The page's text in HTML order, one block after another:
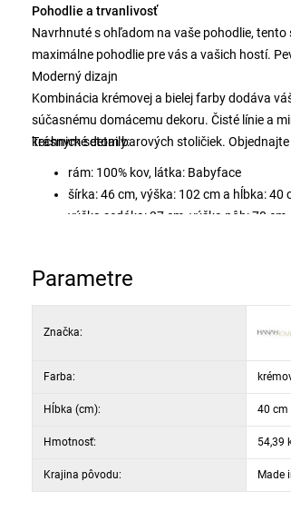
Pohodlie a trvanlivosť
Navrhnuté s ohľadom na vaše pohodlie, tento
maximálne pohodlie pre vás a vašich hostí.
Moderný dizajn
Kombinácia krémovej a bielej farby dodáva
súčasnému domácemu dekoru. Čisté línie a
krásnym setom barových stoličiek.
Technické detaily:
rám: 100% kov, látka: Babyface
šírka: 46 cm, výška: 102 cm a hĺbka: 40
výška sedáka: 37 cm, výška nôh: 70 cm
farba: krémová a biela
Parametre
Značka:
Farba:
Hĺbka (cm): 40 cm
Hmotnosť: 54,39
Krajina pôvodu: Made